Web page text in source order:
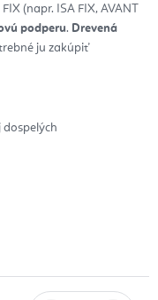
(napr. ISA FIX, AVANT
podperu. Drevená
ju zakúpiť
dospelých